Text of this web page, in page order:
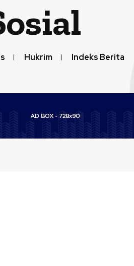
Hukrim Indeks Berita